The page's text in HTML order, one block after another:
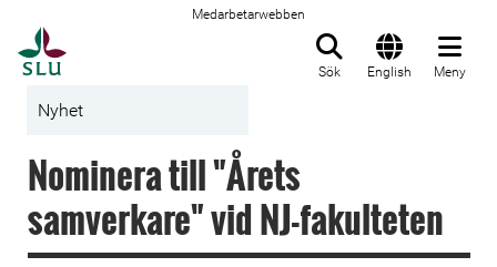
Medarbetarwebben
Sök English Meny
Nyhet
Nominera till "Årets
samverkare" vid NJ-fakulteten